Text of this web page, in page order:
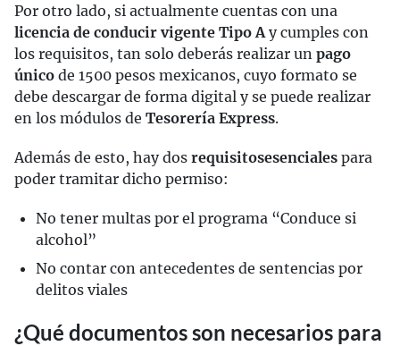
Por otro lado, si actualmente cuentas con una
licencia de conducir vigente Tipo A y cumples con
los requisitos, tan solo deberás realizar un pago
único de 1500 pesos mexicanos, cuyo formato se
debe descargar de forma digital y se puede realizar
en los módulos de Tesorería Express.
Además de esto, hay dos requisitosesenciales para
poder tramitar dicho permiso:
No tener multas por el programa “Conduce si
alcohol”
No contar con antecedentes de sentencias por
delitos viales
¿Qué documentos son necesarios para